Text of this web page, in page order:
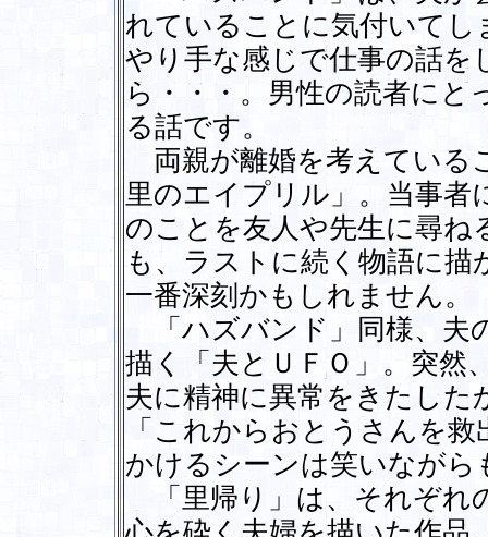
れていることに気付いてし
やり手な感じで仕事の話を
ら・・・。男性の読者に
る話です。
両親が離婚を考えている
里のエイプリル」。当事者
のことを友人や先生に尋ね
も、ラストに続く物語に
一番深刻かもしれません。
「ハズバンド」同様、夫
描く「夫とＵＦＯ」。突然
夫に精神に異常をきたした
「これからおとうさんを
かけるシーンは笑いながら
「里帰り」は、それぞれ